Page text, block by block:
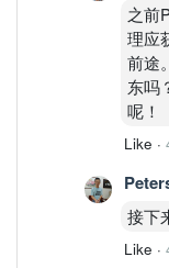
之前
理应
前途
东吗
呢！
Like ·
接下
Like ·